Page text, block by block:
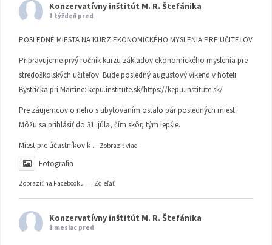
Konzervatívny inštitút M. R. Štefánika
1 týždeň pred
POSLEDNÉ MIESTA NA KURZ EKONOMICKÉHO MYSLENIA PRE UČITEĽOV
Pripravujeme prvý ročník kurzu základov ekonomického myslenia pre
stredoškolských učiteľov. Bude posledný augustový víkend v hoteli
Bystrička pri Martine: kepu.institute.sk/https://kepu.institute.sk/
Pre záujemcov o neho s ubytovaním ostalo pár posledných miest.
Môžu sa prihlásiť do 31. júla, čím skôr, tým lepšie.
Miest pre účastníkov k ... Zobraziť viac
Fotografia
Zobraziť na Facebooku · Zdieľať
Konzervatívny inštitút M. R. Štefánika
1 mesiac pred